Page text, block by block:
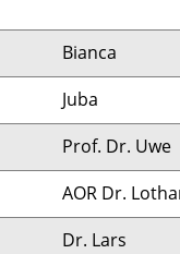
Bianca
Juba
Prof. Dr. Uwe
AOR Dr.
Dr. Lars